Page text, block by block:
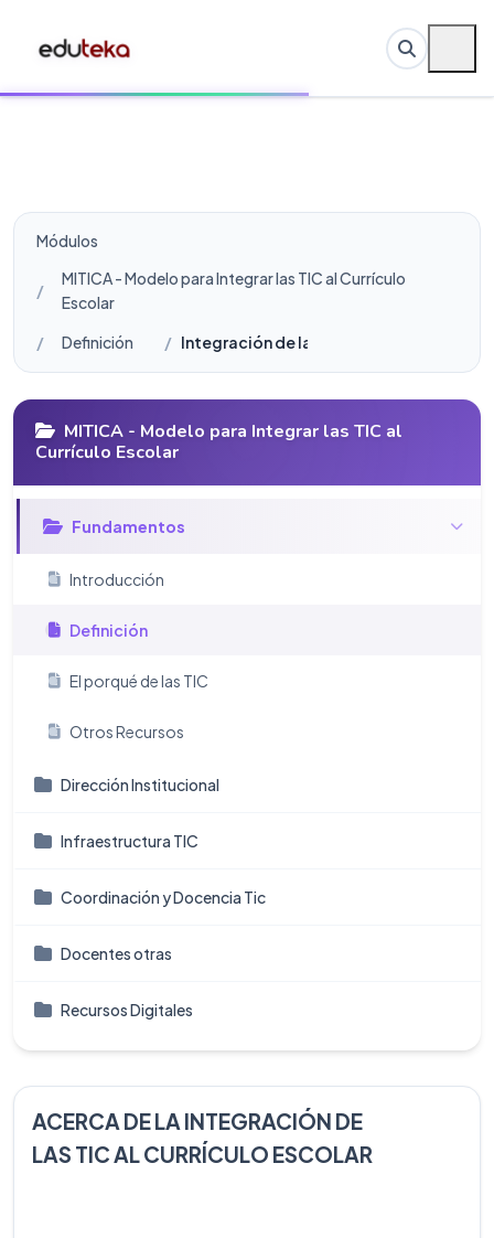
Módulos
MITICA - Modelo para Integrar las TIC al Currículo
Escolar
Definición
Integración de las TIC al Currículo
MITICA - Modelo para Integrar las TIC al
Currículo Escolar
Fundamentos
Introducción
Definición
El porqué de las TIC
Otros Recursos
Dirección Institucional
Infraestructura TIC
Coordinación y Docencia Tic
Docentes otras
Recursos Digitales
ACERCA DE LA INTEGRACIÓN DE
LAS TIC AL CURRÍCULO ESCOLAR